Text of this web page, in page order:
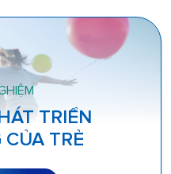
TRIỂN
TRẺ